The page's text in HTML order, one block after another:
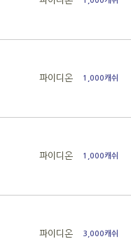
파이디온 1,000캐쉬
파이디온 1,000캐쉬
파이디온 3,000캐쉬